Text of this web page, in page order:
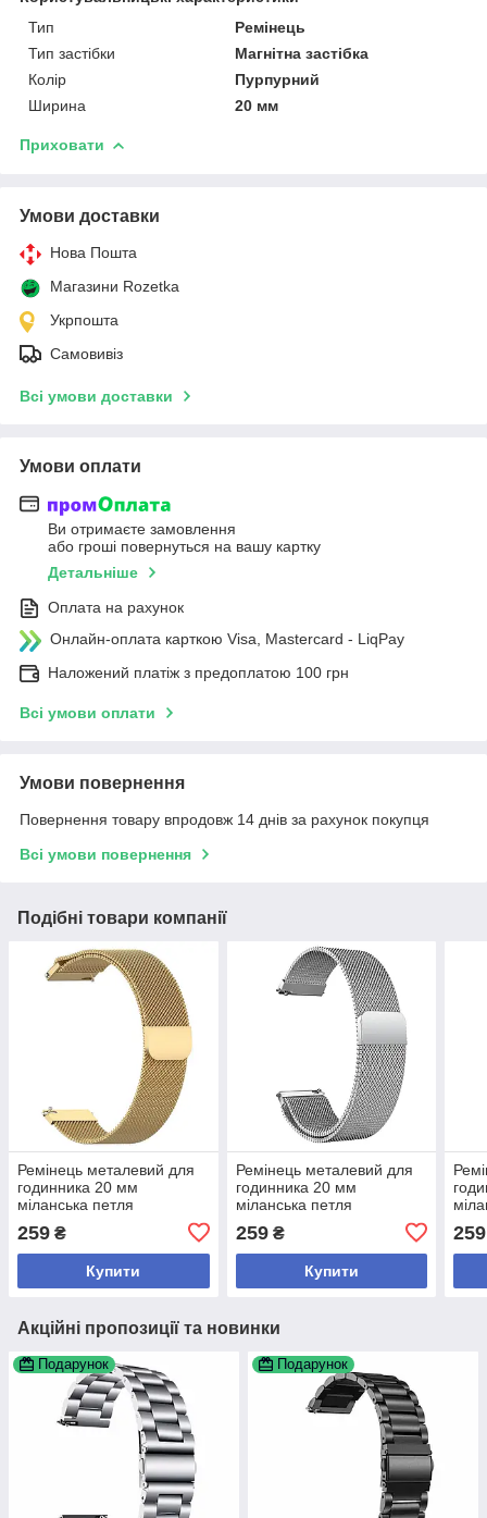
Тип
Ремінець
Тип застібки
Магнітна застібка
Колір
Пурпурний
Ширина
20 мм
Приховати
Умови доставки
Нова Пошта
Магазини Rozetka
Укрпошта
Самовивіз
Всі умови доставки
Умови оплати
Ви отримаєте замовлення
або гроші повернуться на вашу картку
Детальніше
Оплата на рахунок
Онлайн-оплата карткою Visa, Mastercard - LiqPay
Наложений платіж з предоплатою 100 грн
Всі умови оплати
Умови повернення
Повернення товару впродовж 14 днів за рахунок покупця
Всі умови повернення
Подібні товари компанії
Ремінець металевий для
годинника 20 мм
міланська петля
259 ₴
Купити
Ремінець металевий для
годинника 20 мм
міланська петля
259₴
Купити
259
Акційні пропозиції та новинки
Подарунок Подарунок